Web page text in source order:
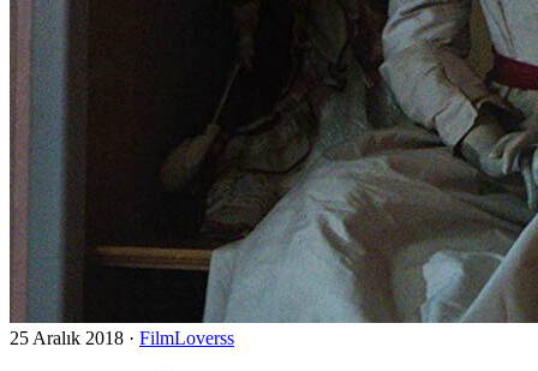
25 Aralık 2018 · FilmLoverss